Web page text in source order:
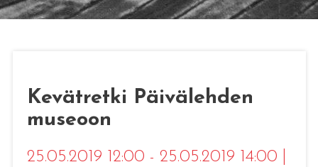
Kevätretki Päivälehden
museoon
25.05.2019 12:00 - 25.05.2019 14:00